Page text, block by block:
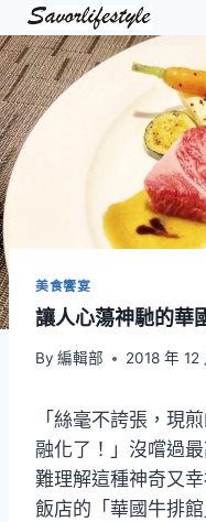
Skip
to
content
美食饗宴
讓人心蕩神馳的華
By 編輯部 2018 年 12
「絲毫不誇張，現
融化了！」沒嚐過
難理解這種神奇又
飯店的「華國牛排